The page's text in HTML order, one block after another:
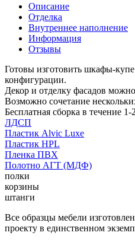
Описание
Отделка
Внутреннее наполнение
Информация
Отзывы
Готовы изготовить шкафы-
конфигурации.
Декор и отделку фасадов
Возможно сочетание
Бесплатная сборка в течение
ЛДСП
Пластик Alvic Luxe
Пластик HPL
Пленка ПВХ
Полотно АГТ (МДФ)
полки
корзины
штанги
Все образцы мебели
проекту в единственном